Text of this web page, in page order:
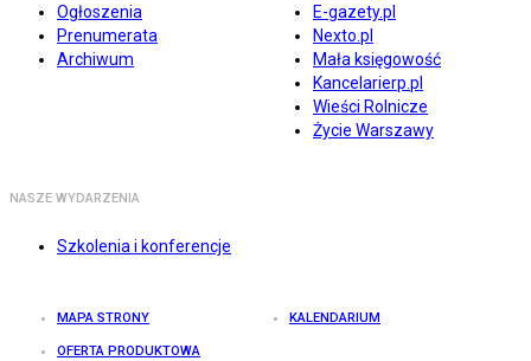
Ogłoszenia
Prenumerata
Archiwum
E-gazety.pl
Nexto.pl
Mała księgowość
Kancelarierp.pl
Wieści Rolnicze
Życie Warszawy
NASZE WYDARZENIA
Szkolenia i konferencje
MAPA STRONY KALENDARIUM
OFERTA PRODUKTOWA